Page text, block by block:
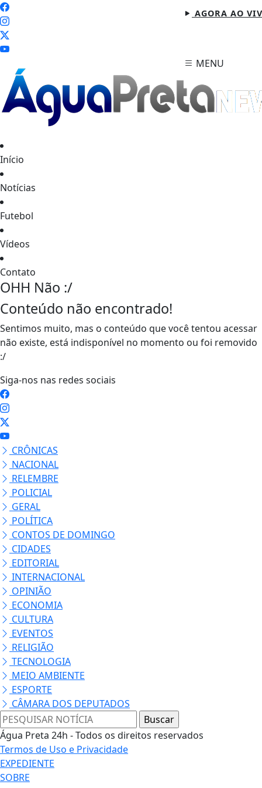
AGORA AO
MENU
Início
Notícias
Futebol
Vídeos
Contato
OHH Não :/
Conteúdo não encontrado!
Sentimos muito, mas o conteúdo que você tentou acessar
não existe, está indisponível no momento ou foi removido
:/
Siga-nos nas redes sociais
CRÔNICAS
NACIONAL
RELEMBRE
POLICIAL
GERAL
POLÍTICA
CONTOS DE DOMINGO
CIDADES
EDITORIAL
INTERNACIONAL
OPINIÃO
ECONOMIA
CULTURA
EVENTOS
RELIGIÃO
TECNOLOGIA
MEIO AMBIENTE
ESPORTE
CÂMARA DOS DEPUTADOS
Água Preta 24h - Todos os direitos reservados
Termos de Uso e Privacidade
EXPEDIENTE
SOBRE